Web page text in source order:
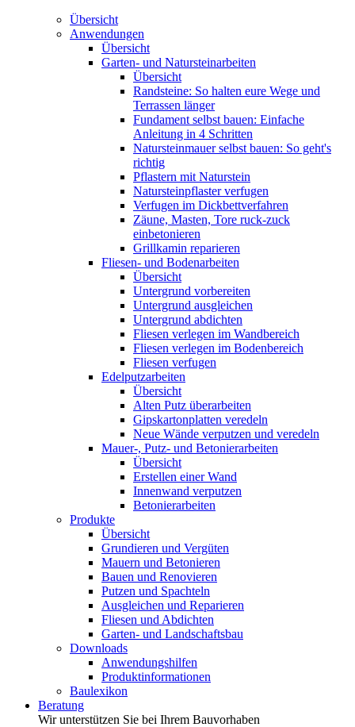
Übersicht
Anwendungen
Übersicht
Garten- und Natursteinarbeiten
Übersicht
Randsteine: So halten eure Wege und
Terrassen länger
Fundament selbst bauen: Einfache
Anleitung in 4 Schritten
Natursteinmauer selbst bauen: So geht's
richtig
Pflastern mit Naturstein
Natursteinpflaster verfugen
Verfugen im Dickbettverfahren
Zäune, Masten, Tore ruck-zuck
einbetonieren
Grillkamin reparieren
Fliesen- und Bodenarbeiten
Übersicht
Untergrund vorbereiten
Untergrund ausgleichen
Untergrund abdichten
Fliesen verlegen im Wandbereich
Fliesen verlegen im Bodenbereich
Fliesen verfugen
Edelputzarbeiten
Übersicht
Alten Putz überarbeiten
Gipskartonplatten veredeln
Neue Wände verputzen und veredeln
Mauer-, Putz- und Betonierarbeiten
Übersicht
Erstellen einer Wand
Innenwand verputzen
Betonierarbeiten
Produkte
Übersicht
Grundieren und Vergüten
Mauern und Betonieren
Bauen und Renovieren
Putzen und Spachteln
Ausgleichen und Reparieren
Fliesen und Abdichten
Garten- und Landschaftsbau
Downloads
Anwendungshilfen
Produktinformationen
Baulexikon
Beratung
Wir unterstützen Sie bei Ihrem Bauvorhaben